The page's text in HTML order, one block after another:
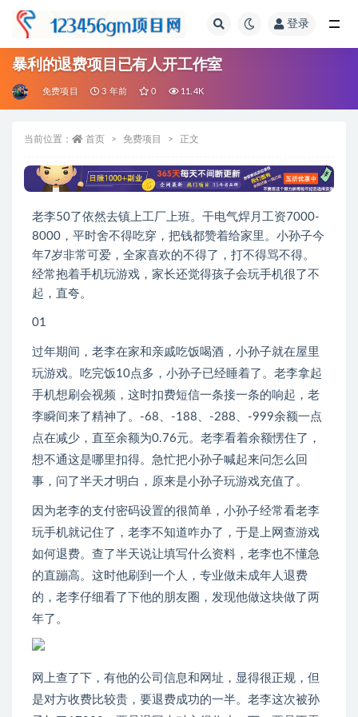
登录
暴利的退费项目已有人开工作室
免费项目 3 年前 0 11.4K
当前位置： 首页 免费项目 正文
老李50了依然去镇上工厂上班。干电气焊月工资7000-
8000，平时舍不得吃穿，把钱都赞着给家里。小孙子今
年7岁非常可爱，全家喜欢的不得了，打不得骂不得。
经常抱着手机玩游戏，家长还觉得孩子会玩手机很了不
起，直夸。
01
过年期间，老李在家和亲戚吃饭喝酒，小孙子就在屋里
玩游戏。吃完饭10点多，小孙子已经睡着了。老李拿起
手机想刷会视频，这时扣费短信一条接一条的响起，老
李瞬间来了精神了。-68、-188、-288、-999余额一点
点在减少，直至余额为0.76元。老李看着余额愣住了，
想不通这是哪里扣得。急忙把小孙子喊起来问怎么回
事，问了半天才明白，原来是小孙子玩游戏充值了。
因为老李的支付密码设置的很简单，小孙子经常看老李
玩手机就记住了，老李不知道咋办了，于是上网查游戏
如何退费。查了半天说让填写什么资料，老李也不懂急
的直蹦高。这时他刷到一个人，专业做未成年人退费
的，老李仔细看了下他的朋友圈，发现他做这块做了两
年了。
网上查了下，有他的公司信息和网址，显得很正规，但
是对方收费比较贵，要退费成功的一半。老李这次被孙